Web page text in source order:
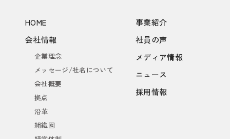
HOME
会社情報
企業理念
メッセージ/社名について
会社概要
拠点
沿革
組織図
事業紹介
社員の声
メディア情報
ニュース
採用情報